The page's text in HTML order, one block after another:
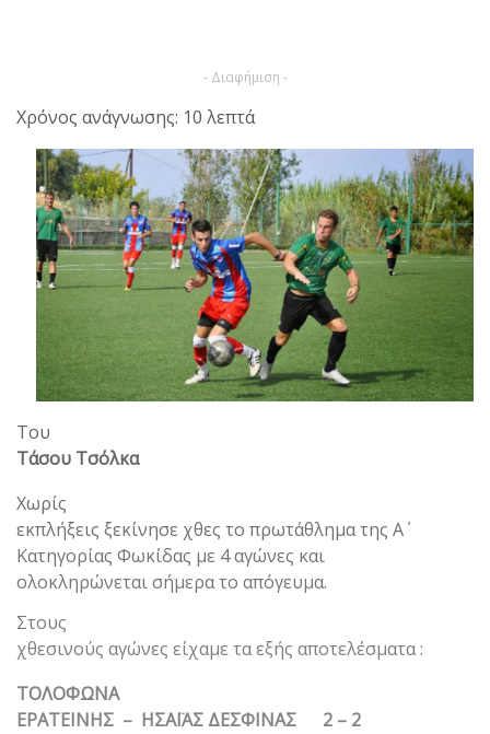
- Διαφήμιση -
Χρόνος ανάγνωσης: 10 λεπτά
Του
Τάσου Τσόλκα
Χωρίς
εκπλήξεις ξεκίνησε χθες το πρωτάθλημα της Α΄
Κατηγορίας Φωκίδας με 4 αγώνες και
ολοκληρώνεται σήμερα το απόγευμα.
Στους
χθεσινούς αγώνες είχαμε τα εξής αποτελέσματα :
ΤΟΛΟΦΩΝΑ
ΕΡΑΤΕΙΝΗΣ – ΗΣΑΪΑΣ ΔΕΣΦΙΝΑΣ 2 – 2